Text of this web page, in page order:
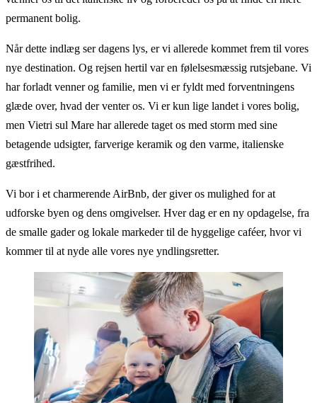
permanent bolig.
Når dette indlæg ser dagens lys, er vi allerede kommet frem til vores
nye destination. Og rejsen hertil var en følelsesmæssig rutsjebane. Vi
har forladt venner og familie, men vi er fyldt med forventningens
glæde over, hvad der venter os. Vi er kun lige landet i vores bolig,
men Vietri sul Mare har allerede taget os med storm med sine
betagende udsigter, farverige keramik og den varme, italienske
gæstfrihed.
Vi bor i et charmerende AirBnb, der giver os mulighed for at
udforske byen og dens omgivelser. Hver dag er en ny opdagelse, fra
de smalle gader og lokale markeder til de hyggelige caféer, hvor vi
kommer til at nyde alle vores nye yndlingsretter.